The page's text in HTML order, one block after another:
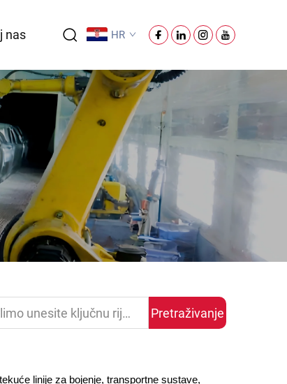
nas HR
Pretraživanje
linije za bojenje, transportne sustave,